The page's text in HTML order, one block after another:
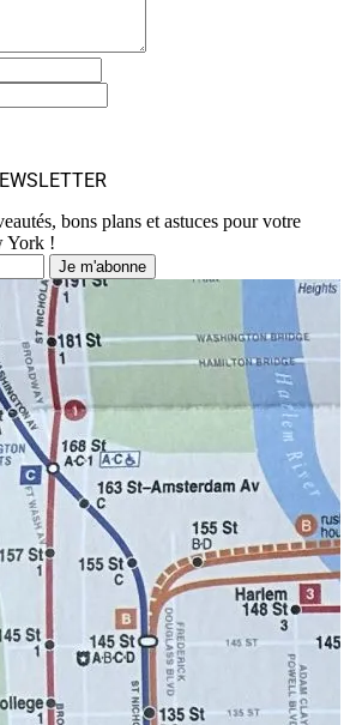
bons plans et astuces pour votre
York !
Je m'abonne